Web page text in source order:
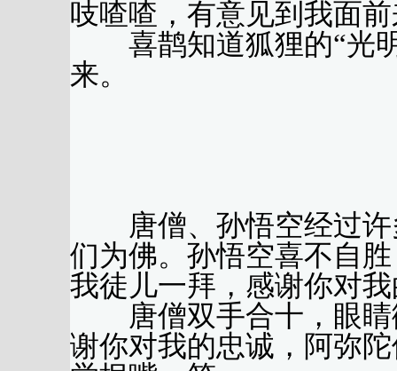
吱喳喳，有意见到我面
喜鹊知道狐狸的“光明
来。
唐僧、孙悟空经过许
们为佛。孙悟空喜不自
我徒儿一拜，感谢你对
唐僧双手合十，眼睛
谢你对我的忠诚，阿弥